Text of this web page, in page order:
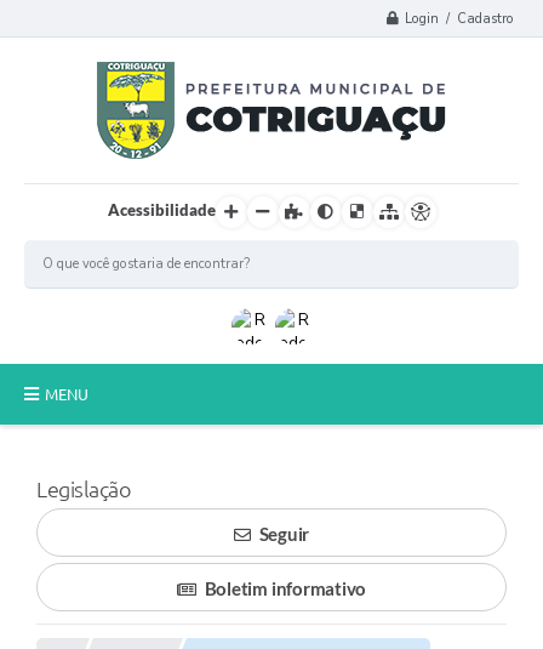
Login / Cadastro
Acessibilidade
MENU
Poder Legislativo
A Prefeitura
Município
Legislação
Seguir
Boletim informativo